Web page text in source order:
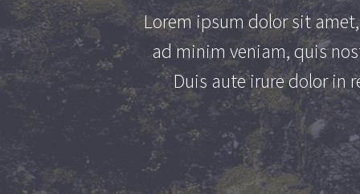
Lorem ipsum dolor sit
ad minim veniam, quis
Duis aute irure dolor in